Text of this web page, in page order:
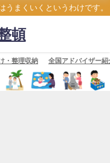
うまくいくというわけです。
頓
・整理収納 全国アドバイザー紹